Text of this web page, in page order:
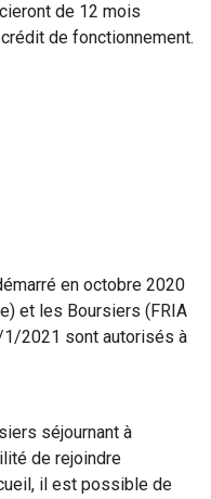
de 12 mois
de fonctionnement.
en octobre 2020
et les Boursiers (FRIA
1/2021 sont autorisés à
séjournant à
de rejoindre
il est possible de